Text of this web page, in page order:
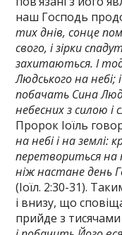
наш Господь
тих днів, сонце
свого, і зірки
захитаються. І
Людського на небі;
побачать Сина
небесних з силою
Пророк Іоїль
на небі і на землі:
перетвориться на
ніж настане день
(Іоїл. 2:30-31).
і внизу, що
прийде з